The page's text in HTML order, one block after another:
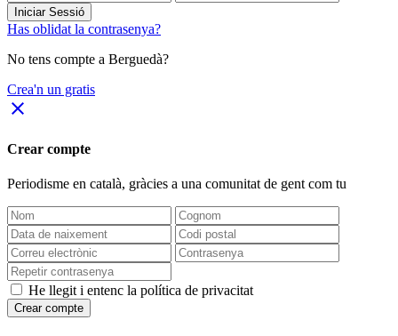
Iniciar Sessió
Has oblidat la contrasenya?
No tens compte a Berguedà?
Crea'n un gratis
close
Crear compte
Periodisme en català, gràcies a una comunitat de gent com tu
He llegit i entenc la política de privacitat
Crear compte